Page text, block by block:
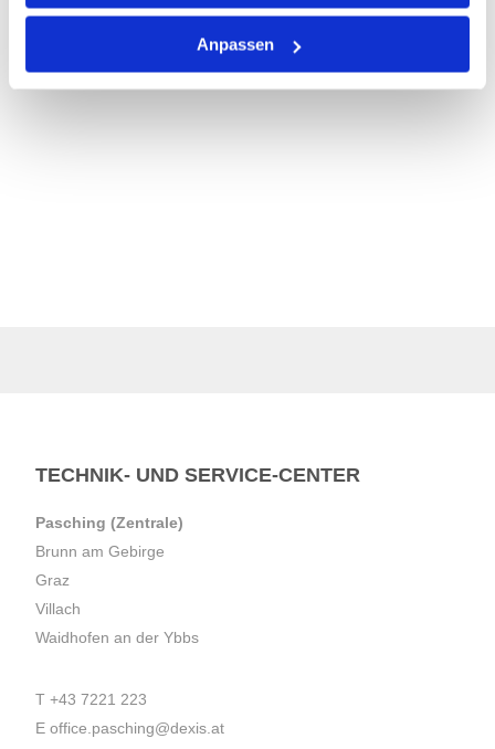
Anpassen
TECHNIK- UND SERVICE-CENTER
Pasching (Zentrale)
Brunn am Gebirge
Graz
Villach
Waidhofen an der Ybbs
T +43 7221 223
E office.pasching@dexis.at